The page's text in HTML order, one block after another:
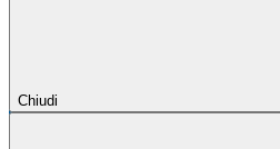
Chiudi